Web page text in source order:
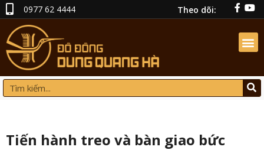
0977 62 4444 Theo dõi:
Tiến hành treo và bàn giao bức